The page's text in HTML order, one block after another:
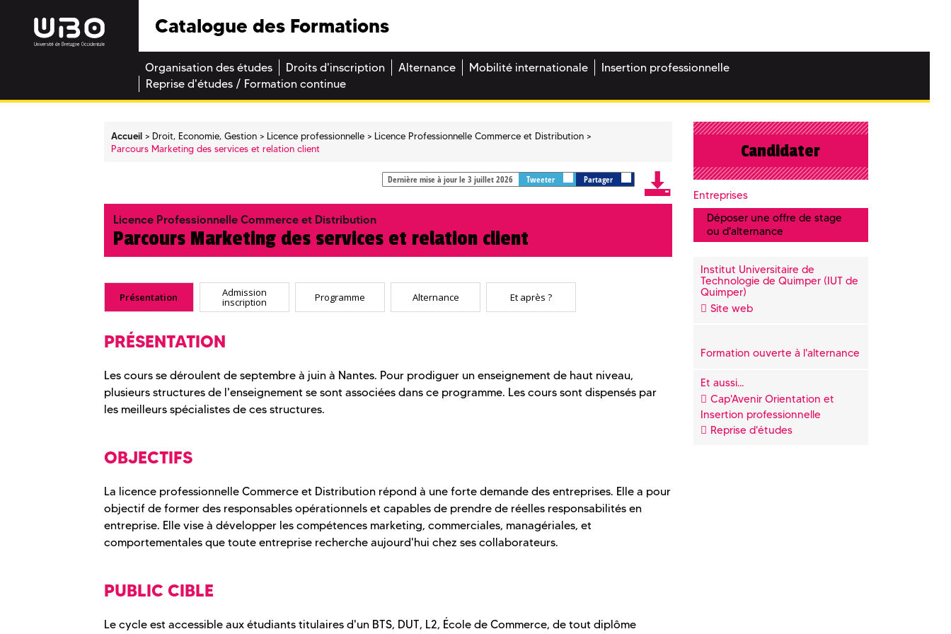
Catalogue des Formations
Organisation des études Droits d'inscription Alternance Mobilité internationale
Insertion professionnelle
Reprise d'études / Formation continue
Accueil Droit, Economie, Gestion Licence professionnelle
Licence Professionnelle Commerce et Distribution
Parcours Marketing des services et relation client
Dernière mise à jour le 3 juillet 2026 Tweeter Partager
Licence Professionnelle Commerce et Distribution
Parcours Marketing des services et relation client
Présentation Admission
inscription Programme Alternance Et après ?
PRÉSENTATION
Les cours se déroulent de septembre à juin à Nantes. Pour prodiguer un enseignement de haut niveau,
plusieurs structures de l'enseignement se sont associées dans ce programme. Les cours sont dispensés par
les meilleurs spécialistes de ces structures.
OBJECTIFS
La licence professionnelle Commerce et Distribution répond à une forte demande des entreprises. Elle a pour
objectif de former des responsables opérationnels et capables de prendre de réelles responsabilités en
entreprise. Elle vise à développer les compétences marketing, commerciales, managériales, et
comportementales que toute entreprise recherche aujourd'hui chez ses collaborateurs.
PUBLIC CIBLE
Le cycle est accessible aux étudiants titulaires d'un BTS, DUT, L2, École de Commerce, de tout diplôme
Candidater
Entreprises
Déposer une offre de stage
ou d'alternance
Institut Universitaire de
Technologie de Quimper (IUT de
Quimper)
Site web
Formation ouverte à l'alternance
Et aussi...
Cap'Avenir Orientation et
Insertion professionnelle
Reprise d'études